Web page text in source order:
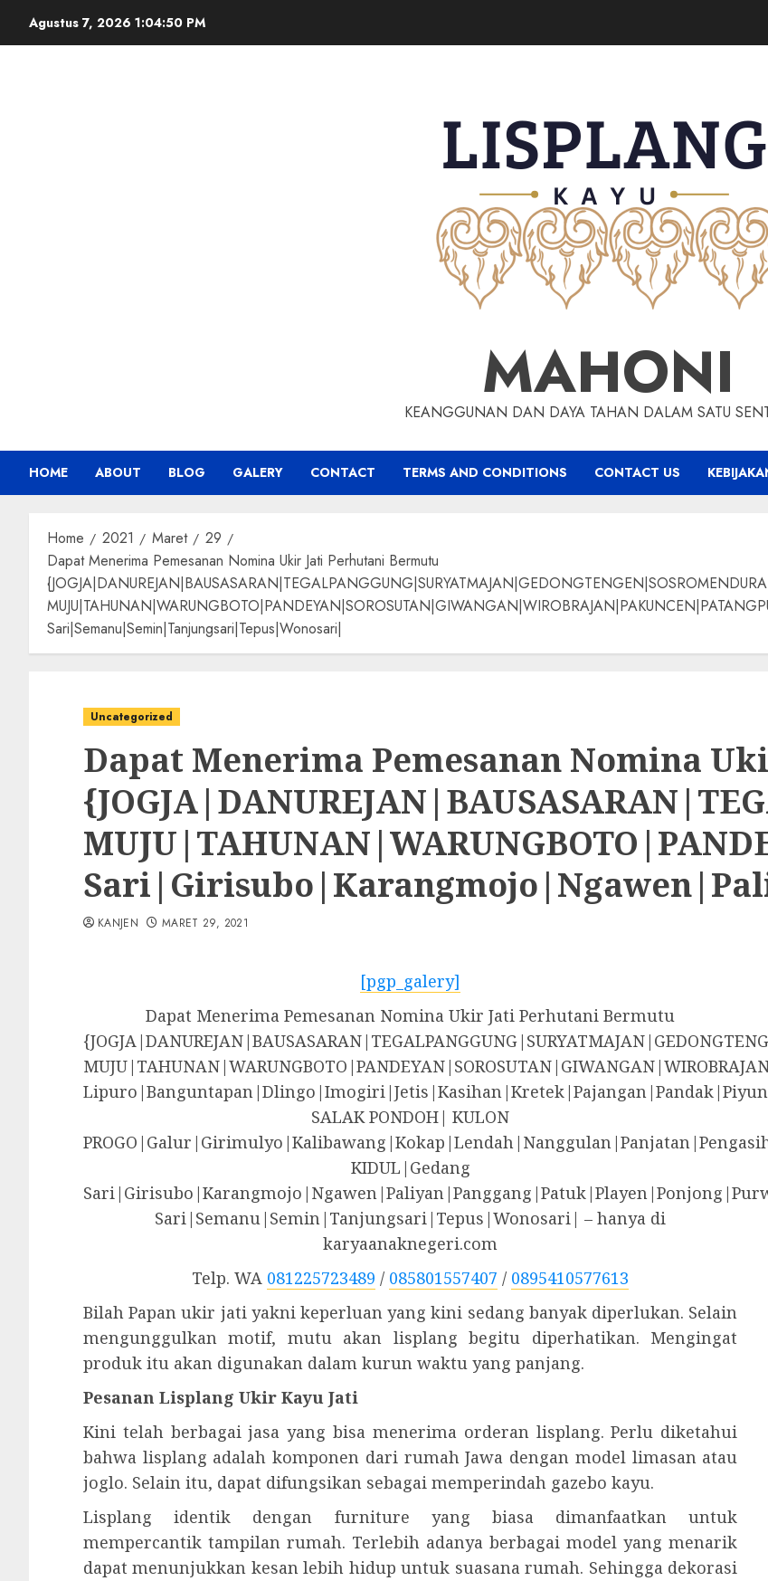
Agustus 7, 2026 1:04:51 PM
MAHONI
KEANGGUNAN DAN DAYA TAHAN DALAM SATU
HOME ABOUT BLOG GALERY CONTACT TERMS AND CONDITIONS CONTACT US
Home 2021 Maret
29
Dapat Menerima Pemesanan Nomina Ukir Jati Perhutani Bermutu
Sari|Semanu|Semin|Tanjungsari|Tepus|Wonosari|
Uncategorized
Dapat Menerima Pemesanan Nomina
KANJEN MARET 29, 2021
[pgp_galery]
Dapat Menerima Pemesanan Nomina Ukir Jati Perhutani Bermutu
SALAK PONDOH| KULON
KIDUL|Gedang
Sari|Semanu|Semin|Tanjungsari|Tepus|Wonosari| – hanya di
karyaanaknegeri.com
Telp. WA 081225723489 / 085801557407 / 0895410577613
Bilah Papan ukir jati yakni keperluan yang kini sedang banyak diperlukan. Selain
mengunggulkan motif, mutu akan lisplang begitu diperhatikan. Mengingat
produk itu akan digunakan dalam kurun waktu yang panjang.
Pesanan Lisplang Ukir Kayu Jati
Kini telah berbagai jasa yang bisa menerima orderan lisplang. Perlu diketahui
bahwa lisplang adalah komponen dari rumah Jawa dengan model limasan atau
joglo. Selain itu, dapat difungsikan sebagai memperindah gazebo kayu.
Lisplang identik dengan furniture yang biasa dimanfaatkan untuk
mempercantik tampilan rumah. Terlebih adanya berbagai model yang menarik
dapat menunjukkan kesan lebih hidup untuk suasana rumah. Sehingga dekorasi